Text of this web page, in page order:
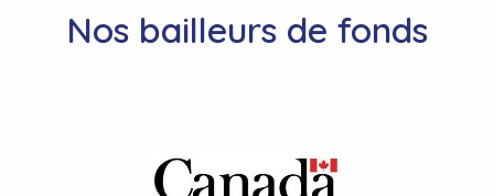
Nos bailleurs de fonds